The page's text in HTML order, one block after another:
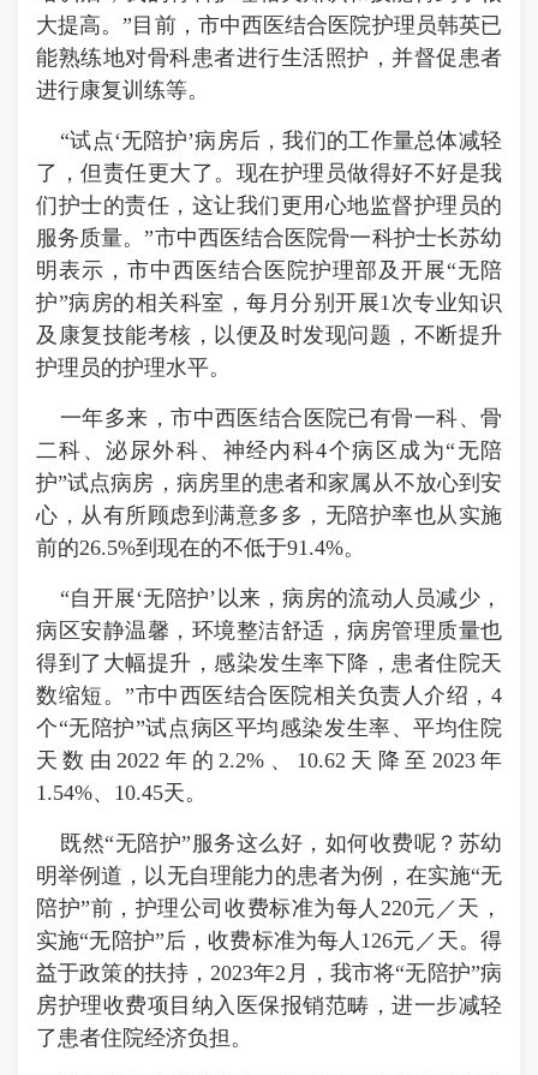
大提高。”目前，市中西医结合医院护理员韩英已
能熟练地对骨科患者进行生活照护，并督促患者
进行康复训练等。
“试点‘无陪护’病房后，我们的工作量总体减轻
了，但责任更大了。现在护理员做得好不好是我
们护士的责任，这让我们更用心地监督护理员的
服务质量。”市中西医结合医院骨一科护士长苏幼
明表示，市中西医结合医院护理部及开展“无陪
护”病房的相关科室，每月分别开展1次专业知识
及康复技能考核，以便及时发现问题，不断提升
护理员的护理水平。
一年多来，市中西医结合医院已有骨一科、骨
二科、泌尿外科、神经内科4个病区成为“无陪
护”试点病房，病房里的患者和家属从不放心到安
心，从有所顾虑到满意多多，无陪护率也从实施
前的26.5%到现在的不低于91.4%。
“自开展‘无陪护’以来，病房的流动人员减少，
病区安静温馨，环境整洁舒适，病房管理质量也
得到了大幅提升，感染发生率下降，患者住院天
数缩短。”市中西医结合医院相关负责人介绍，4
个“无陪护”试点病区平均感染发生率、平均住院
天数由2022年的2.2%、10.62天降至2023年
1.54%、10.45天。
既然“无陪护”服务这么好，如何收费呢？苏幼
明举例道，以无自理能力的患者为例，在实施“无
陪护”前，护理公司收费标准为每人220元／天，
实施“无陪护”后，收费标准为每人126元／天。得
益于政策的扶持，2023年2月，我市将“无陪护”病
房护理收费项目纳入医保报销范畴，进一步减轻
了患者住院经济负担。